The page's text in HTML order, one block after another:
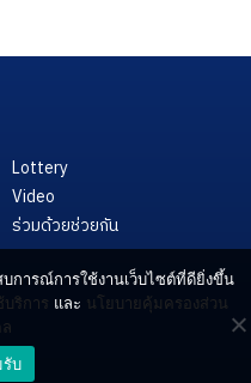
Lottery
Video
ร่วมด้วยช่วยกัน
การณ์การใช้งานเว็บไซต์ที่ดียิ่งขึ้น
บริการ และ นโยบายคุ้มครองส่วน
บ